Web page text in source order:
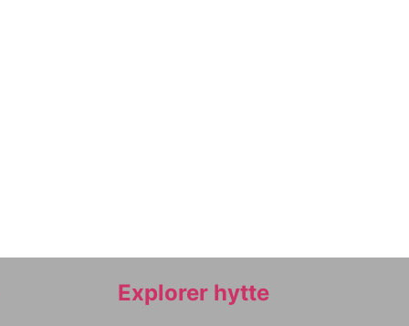
Explorer hytte